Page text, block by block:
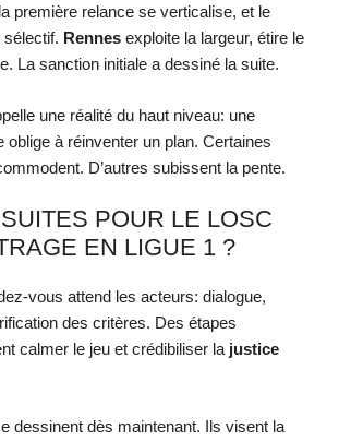
première relance se verticalise, et le
sélectif. Rennes exploite la largeur, étire le
La sanction initiale a dessiné la suite.
une réalité du haut niveau: une
oblige à réinventer un plan. Certaines
D’autres subissent la pente.
POUR LE LOSC
EN LIGUE 1 ?
vous attend les acteurs: dialogue,
des critères. Des étapes
calmer le jeu et crédibiliser la justice
dessinent dès maintenant. Ils visent la